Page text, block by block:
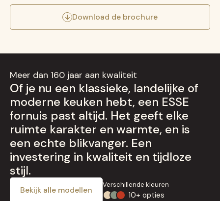
Download de brochure
Meer dan 160 jaar aan kwaliteit
Of je nu een klassieke, landelijke of
moderne keuken hebt, een ESSE
fornuis past altijd. Het geeft elke
ruimte karakter en warmte, en is
een echte blikvanger. Een
investering in kwaliteit en tijdloze
stijl.
Bekijk alle modellen
Verschillende kleuren
10+ opties